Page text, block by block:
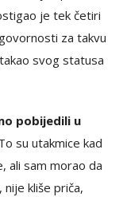
je tek četiri
za takvu
svog statusa
pobijedili u
su utakmice kad
ali sam morao da
kliše priča,